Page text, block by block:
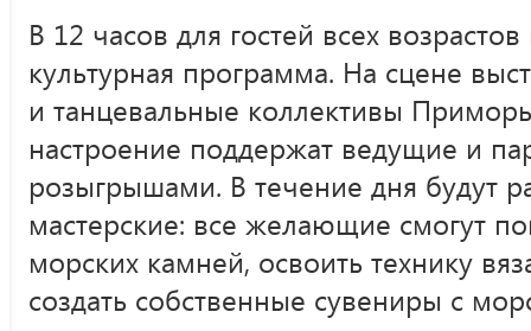
В 12 часов для гостей всех
культурная программа. На сцене
и танцевальные коллективы
настроение поддержат ведущие и
розыгрышами. В течение дня будут
мастерские: все желающие смогут
морских камней, освоить технику
создать собственные сувениры с